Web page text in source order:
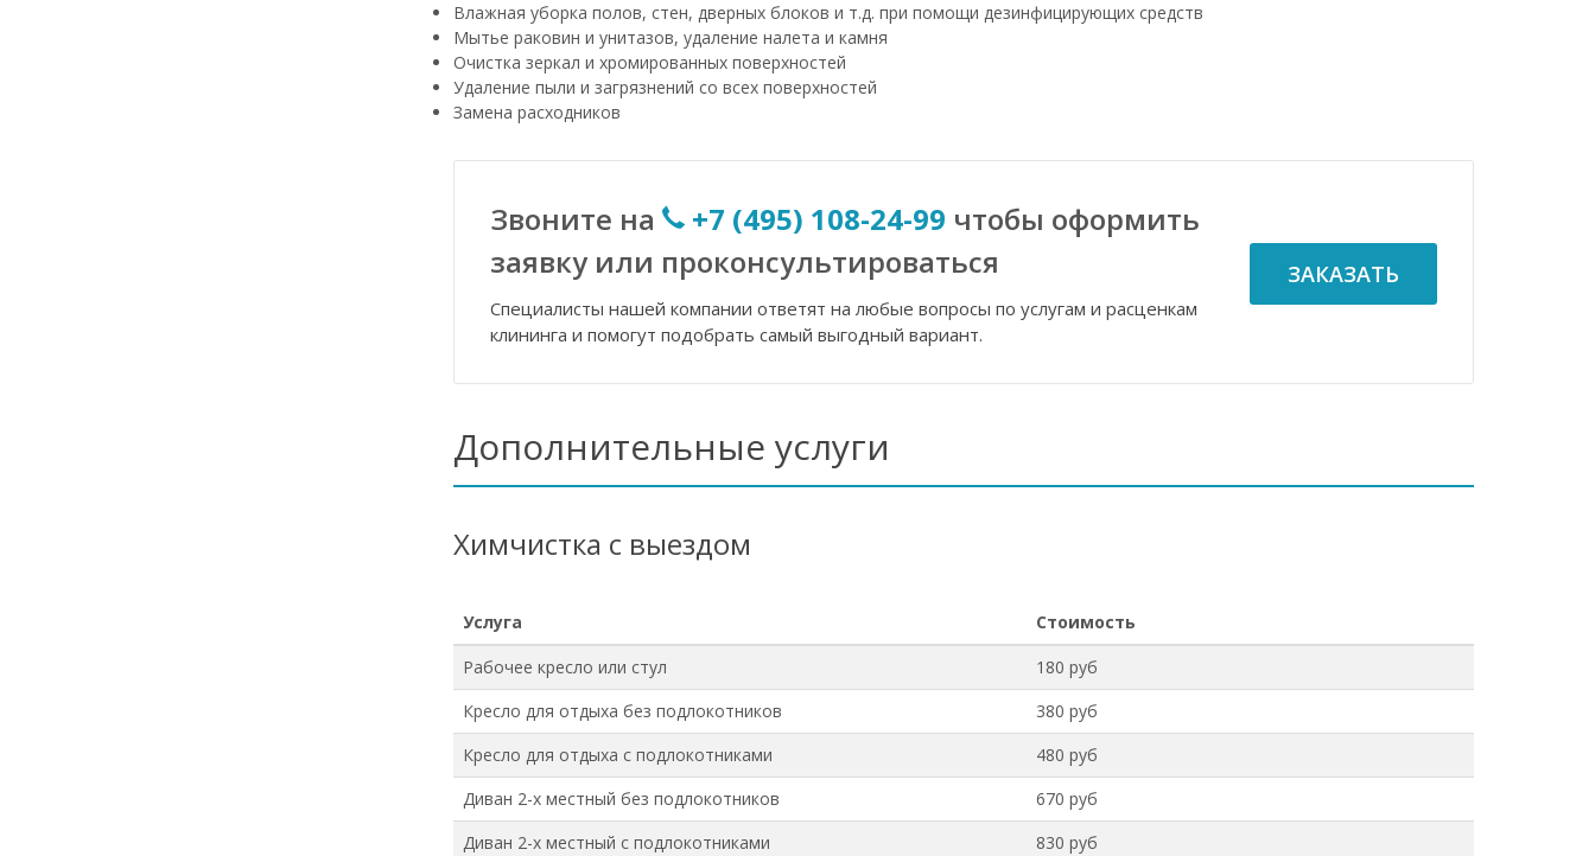
Влажная уборка полов, стен, дверных блоков и т.д. при помощи дезинфицирующих средств
Мытье раковин и унитазов, удаление налета и камня
Очистка зеркал и хромированных поверхностей
Удаление пыли и загрязнений со всех поверхностей
Замена расходников
Звоните на +7 (495) 108-24-99 чтобы оформить
заявку или проконсультироваться
Специалисты нашей компании ответят на любые вопросы по услугам и расценкам
клининга и помогут подобрать самый выгодный вариант.
ЗАКАЗАТЬ
Дополнительные услуги
Химчистка с выездом
Услуга
Стоимость
Рабочее кресло или стул
180 руб
Кресло для отдыха без подлокотников
380 руб
Кресло для отдыха с подлокотниками
480 руб
Диван 2-х местный без подлокотников
670 руб
Диван 2-х местный с подлокотниками
830 руб